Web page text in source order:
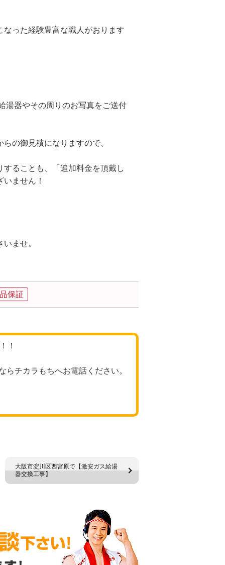
った経験豊富な職人がおります
湯器やその周りのお写真をご送付
の御見積になりますので、
ることも、「追加料金を頂戴し
ません！
ませ。
保証
！
チカラもちへお電話ください。
大阪市淀川区西宮原で【激安ガス給湯
器交換工事】